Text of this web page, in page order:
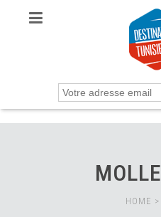
MOLLE
HOME >